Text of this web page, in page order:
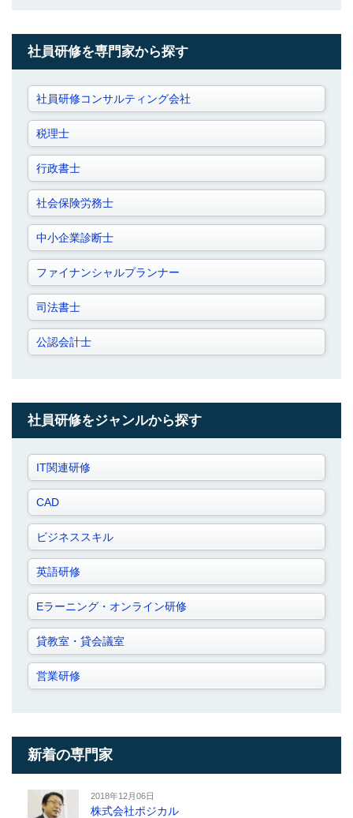
社員研修を専門家から探す
社員研修コンサルティング会社
税理士
行政書士
社会保険労務士
中小企業診断士
ファイナンシャルプランナー
司法書士
公認会計士
社員研修をジャンルから探す
IT関連研修
CAD
ビジネススキル
英語研修
Eラーニング・オンライン研修
貸教室・貸会議室
営業研修
新着の専門家
2018年12月06日
株式会社ポジカル